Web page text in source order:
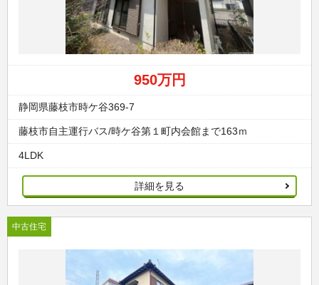
950万円
静岡県藤枝市時ケ谷369-7
藤枝市自主運行バス/時ケ谷第１町内会館まで163ｍ
4LDK
詳細を見る
中古住宅